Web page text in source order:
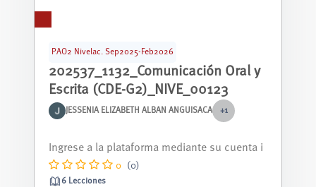
PAO2 Nivelac. Sep2025-Feb2026
202537_1132_Comunicación Oral y
Escrita (CDE-G2)_NIVE_00123
JESSENIA ELIZABETH ALBAN ANGUISACA +1
septiembre 2025 - febrero 2026.
0 (0)
6 Lecciones